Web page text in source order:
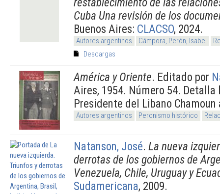
Cuba Una revisión de los
Buenos Aires: CLACSO, 2024.
Autores argentinos Cámpora, Perón, Isabel
Descargas
América y Oriente. Editado por
Aires, 1954. Número 54.
Presidente del Libano
Autores argentinos Peronismo histórico
Natanson, José. La nueva
derrotas de los gobiernos de
Venezuela, Chile, Uruguay y
Sudamericana, 2009.